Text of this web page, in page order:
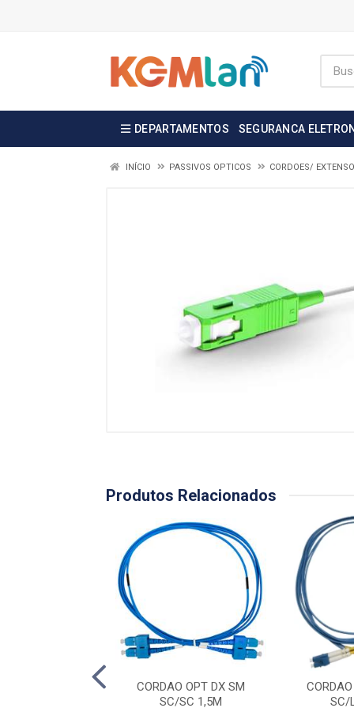
DEPARTAMENTOS SEGURANCA
INÍCIO PASSIVOS OPTICOS CORDOES/
Produtos Relacionados
CORDAO OPT DX SM
SC/SC 1,5M
SC/